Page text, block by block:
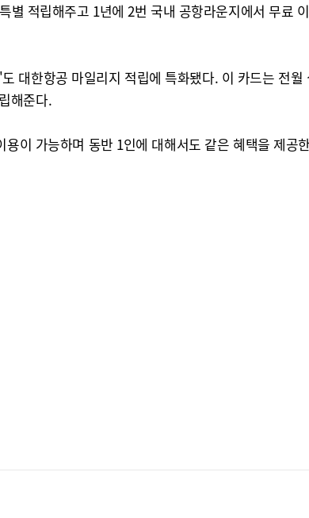
적립해주고 1년에 2번 국내 공항라운지에서 무료
대한항공 마일리지 적립에 특화됐다. 이 카드는 전
해준다.
이 가능하며 동반 1인에 대해서도 같은 혜택을 제공